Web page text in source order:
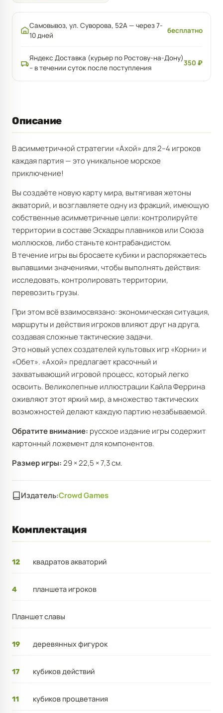
Самовывоз, ул. Суворова, 52А — через 7-
10 дней
бесплатно
Яндекс Доставка (курьер по Ростову-на-Дону)
– в течении суток после поступления
350 ₽
Описание
В асимметричной стратегии «Ахой» для 2–4 игроков
каждая партия — это уникальное морское
приключение!
Вы создаёте новую карту мира, вытягивая жетоны
акваторий, и возглавляете одну из фракций, имеющую
собственные асимметричные цели: контролируйте
территории в составе Эскадры плавников или Союза
моллюсков, либо станьте контрабандистом.
В течение игры вы бросаете кубики и распоряжаетесь
выпавшими значениями, чтобы выполнять действия:
исследовать, контролировать территории,
перевозить грузы.
При этом всё взаимосвязано: экономическая ситуация,
маршруты и действия игроков влияют друг на друга,
создавая сложные тактические задачи.
Это новый успех создателей культовых игр «Корни» и
«Обет». «Ахой» предлагает красочный и
захватывающий игровой процесс, который легко
освоить. Великолепные иллюстрации Кайла Феррина
оживляют этот яркий мир, а множество тактических
возможностей делают каждую партию незабываемой.
Обратите внимание: русское издание игры содержит
картонный ложемент для компонентов.
Размер игры:29 × 22,5 × 7,3 см.
Издатель:Crowd Games
Комплектация
12 квадратов акваторий
4 планшета игроков
Планшет славы
19 деревянных фигурок
17 кубиков действий
11 кубиков процветания